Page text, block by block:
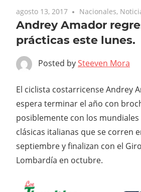
agosto 13, 2017 Nacionales,
Andrey Amador
prácticas este lunes.
Posted bySteeven Mora
El ciclista costarricense Andrey
espera terminar el año con
posiblemente con los mundiales
clásicas italianas que se corren
septiembre y finalizan con el
Lombardía en octubre.